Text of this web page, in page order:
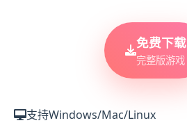
免费下载
完整版游戏
支持Windows/Mac/Linux